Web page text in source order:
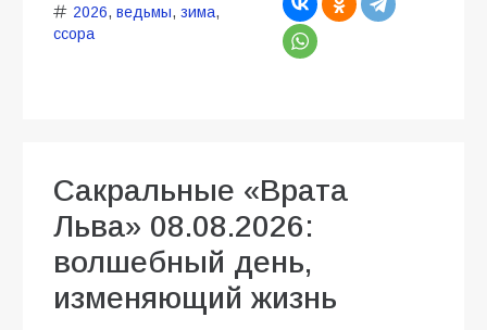
2026, ведьмы, зима,
ссора
Сакральные «Врата
Льва» 08.08.2026:
волшебный день,
изменяющий жизнь